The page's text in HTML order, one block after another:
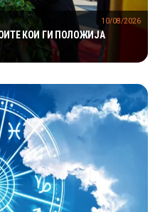
КОИ ГИ ПОЛОЖИЈА
10/08/2026